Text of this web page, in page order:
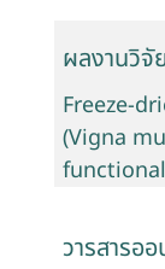
ผลงานวิจั
Freeze-
(Vigna
วารสารอ